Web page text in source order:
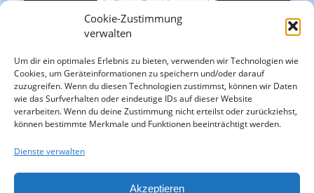
Cookie-Zustimmung
verwalten
Um dir ein optimales Erlebnis zu bieten, verwenden wir Technologien wie
Cookies, um Geräteinformationen zu speichern und/oder darauf
zuzugreifen. Wenn du diesen Technologien zustimmst, können wir Daten
wie das Surfverhalten oder eindeutige IDs auf dieser Website
verarbeiten. Wenn du deine Zustimmung nicht erteilst oder zurückziehst,
können bestimmte Merkmale und Funktionen beeinträchtigt werden.
Dienste verwalten
Akzeptieren